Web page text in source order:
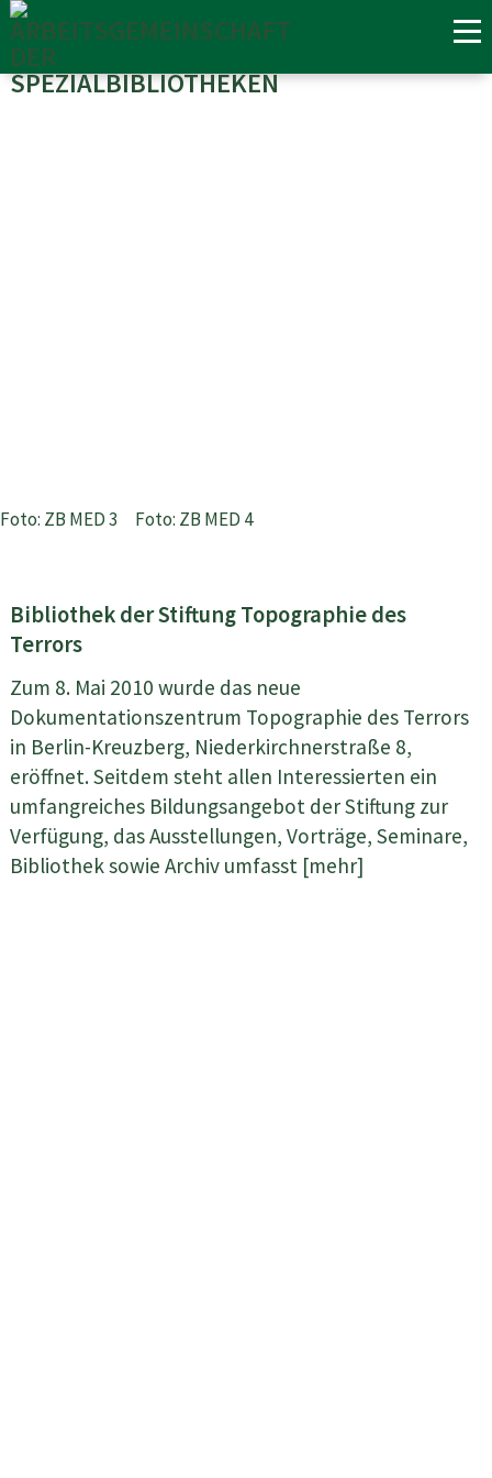
Foto: ZB MED 3 Foto: ZB MED 4
Bibliothek der Stiftung Topographie des
Terrors
Zum 8. Mai 2010 wurde das neue
Dokumentationszentrum Topographie des Terrors
in Berlin-Kreuzberg, Niederkirchnerstraße 8,
eröffnet. Seitdem steht allen Interessierten ein
umfangreiches Bildungsangebot der Stiftung zur
Verfügung, das Ausstellungen, Vorträge, Seminare,
Bibliothek sowie Archiv umfasst [mehr]